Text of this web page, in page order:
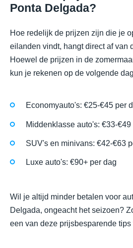
Ponta Delgada?
Hoe redelijk de prijzen zijn die je
eilanden vindt, hangt direct af van
Hoewel de prijzen in de
kun je rekenen op de volgende
Economyauto's: €25-€45 per
Middenklasse auto's: €33-€49
SUV's en minivans: €42-€63
Luxe auto's: €90+ per dag
Wil je altijd minder betalen voor
Delgada, ongeacht het seizoen?
een van deze prijsbesparende tips